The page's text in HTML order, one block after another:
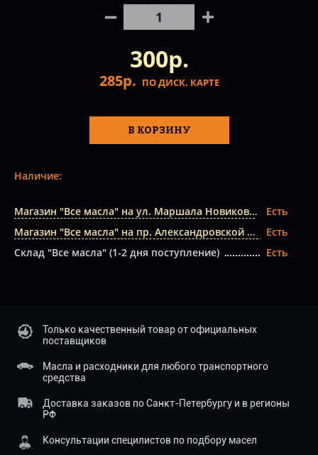
300р.
285р. ПО ДИСК. КАРТЕ
В КОРЗИНУ
Наличие:
Магазин "Все масла" на ул. Маршала Новикова
Есть
Магазин "Все масла" на пр. Александровской Фермы
Есть
Склад "Все масла" (1-2 дня поступление)
Есть
Только качественный товар от официальных
поставщиков
Масла и расходники для любого транспортного
средства
Доставка заказов по Санкт-Петербургу и в регионы
РФ
Консультации специлистов по подбору масел